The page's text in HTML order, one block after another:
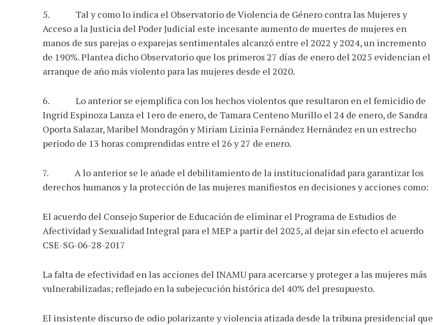
5. Tal y como lo indica el Observatorio de Violencia de Género contra las Mujeres y
Acceso a la Justicia del Poder Judicial este incesante aumento de muertes de mujeres en
manos de sus parejas o exparejas sentimentales alcanzó entre el 2022 y 2024, un incremento
de 190%. Plantea dicho Observatorio que los primeros 27 días de enero del 2025 evidencian el
arranque de año más violento para las mujeres desde el 2020.
6. Lo anterior se ejemplifica con los hechos violentos que resultaron en el femicidio de
Ingrid Espinoza Lanza el 1ero de enero, de Tamara Centeno Murillo el 24 de enero, de Sandra
Oporta Salazar, Maribel Mondragón y Miriam Lizinia Fernández Hernández en un estrecho
periodo de 13 horas comprendidas entre el 26 y 27 de enero.
7. A lo anterior se le añade el debilitamiento de la institucionalidad para garantizar los
derechos humanos y la protección de las mujeres manifiestos en decisiones y acciones como:
El acuerdo del Consejo Superior de Educación de eliminar el Programa de Estudios de
Afectividad y Sexualidad Integral para el MEP a partir del 2025, al dejar sin efecto el acuerdo
CSE-SG-06-28-2017
La falta de efectividad en las acciones del INAMU para acercarse y proteger a las mujeres más
vulnerabilizadas; reflejado en la subejecución histórica del 40% del presupuesto.
El insistente discurso de odio polarizante y violencia atizada desde la tribuna presidencial que